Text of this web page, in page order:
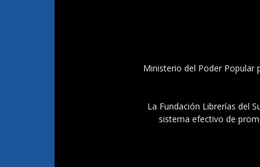
Ministerio del Poder Popular
La Fundación Librerías del
sistema efectivo de